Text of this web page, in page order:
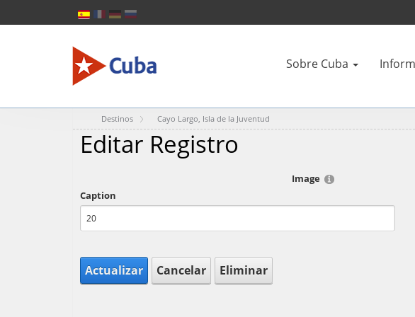
Sobre Cuba
Destinos Cayo Largo, Isla de la Juventud
Editar Registro
Image
Caption
Actualizar Cancelar Eliminar